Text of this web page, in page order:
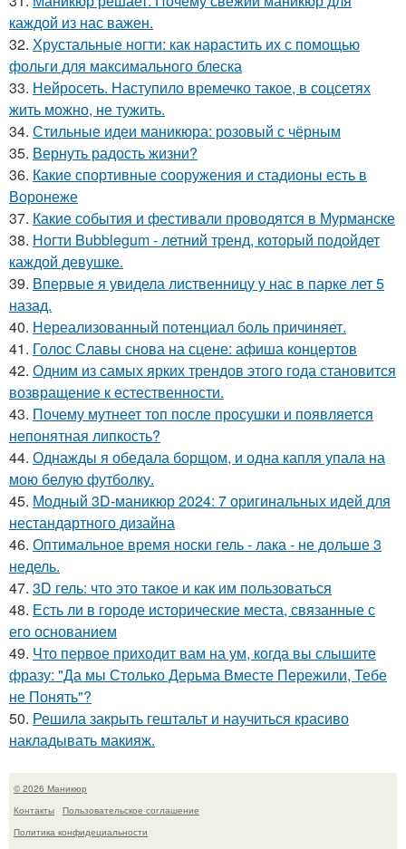
каждой из нас важен.
32. Хрустальные ногти: как нарастить их с помощью
фольги для максимального блеска
33. Нейросеть. Наступило времечко такое, в соцсетях
жить можно, не тужить.
34. Стильные идеи маникюра: розовый с чёрным
35. Вернуть радость жизни?
36. Какие спортивные сооружения и стадионы есть в
Воронеже
37. Какие события и фестивали проводятся в Мурманске
38. Ногти Bubblegum - летний тренд, который подойдет
каждой девушке.
39. Впервые я увидела лиственницу у нас в парке лет 5
назад.
40. Нереализованный потенциал боль причиняет.
41. Голос Славы снова на сцене: афиша концертов
42. Одним из самых ярких трендов этого года становится
возвращение к естественности.
43. Почему мутнеет топ после просушки и появляется
непонятная липкость?
44. Однажды я обедала борщом, и одна капля упала на
мою белую футболку.
45. Модный 3D-маникюр 2024: 7 оригинальных идей для
нестандартного дизайна
46. Оптимальное время носки гель - лака - не дольше 3
недель.
47. 3D гель: что это такое и как им пользоваться
48. Есть ли в городе исторические места, связанные с
его основанием
49. Что первое приходит вам на ум, когда вы слышите
фразу: "Да мы Столько Дерьма Вместе Пережили, Тебе
не Понять"?
50. Решила закрыть гештальт и научиться красиво
накладывать макияж.
© 2026 Маникюр
Контакты
Пользовательское соглашение
Политика конфидециальности